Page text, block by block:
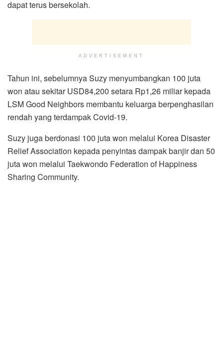
dapat terus bersekolah.
ADVERTISEMENT
Tahun ini, sebelumnya Suzy menyumbangkan 100 juta
won atau sekitar USD84,200 setara Rp1,26 miliar kepada
LSM Good Neighbors membantu keluarga berpenghasilan
rendah yang terdampak Covid-19.
Suzy juga berdonasi 100 juta won melalui Korea Disaster
Relief Association kepada penyintas dampak banjir dan 50
juta won melalui Taekwondo Federation of Happiness
Sharing Community.